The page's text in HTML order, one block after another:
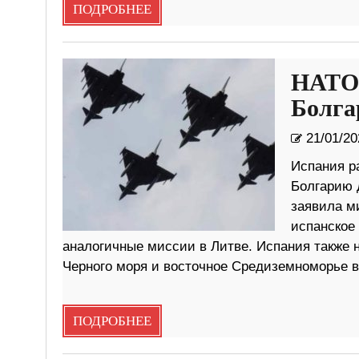
ПОДРОБНЕЕ
НАТО
21/01/
Испания
Болгарию
заявила
аналогичные миссии в Литве. Испания также
Черного моря и восточное Средиземноморье
ПОДРОБНЕЕ